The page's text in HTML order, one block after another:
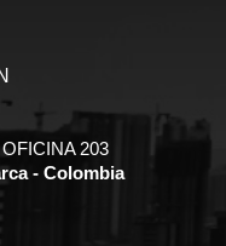
203
- Colombia